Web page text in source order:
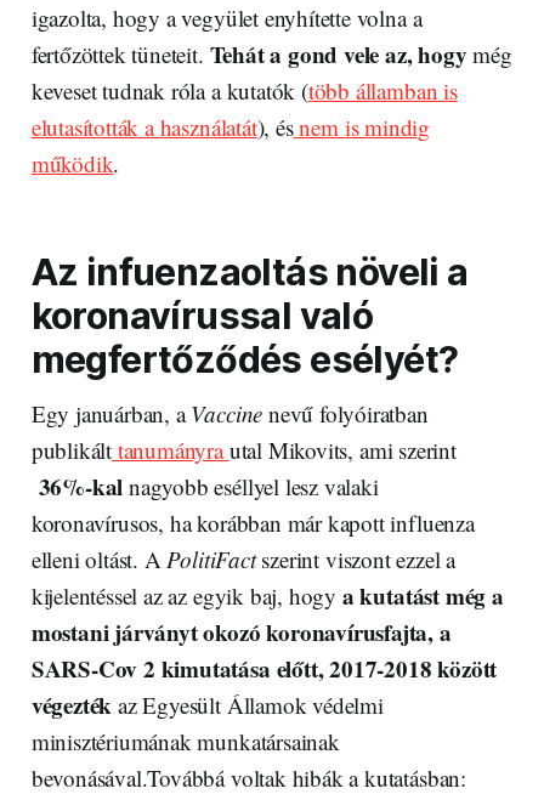
igazolta, hogy a vegyület enyhítette volna a
fertőzöttek tüneteit. Tehát a gond vele az, hogy még
keveset tudnak róla a kutatók (több államban is
elutasították a használatát), ésnem is mindig
működik.
Az infuenzaoltás növeli a
koronavírussal való
megfertőződés esélyét?
Egy januárban, aVaccine nevű folyóiratban
publikált tanumányrautal Mikovits, ami szerint
36%-kal nagyobb eséllyel lesz valaki
koronavírusos, ha korábban már kapott influenza
elleni oltást. A PolitiFactszerint viszont ezzel a
kijelentéssel az az egyik baj, hogy a kutatást még a
mostani járványt okozó koronavírusfajta, a
SARS-Cov 2 kimutatása előtt, 2017-2018 között
végezték az Egyesült Államok védelmi
minisztériumának munkatársainak
bevonásával.Továbbá voltak hibák a kutatásban: